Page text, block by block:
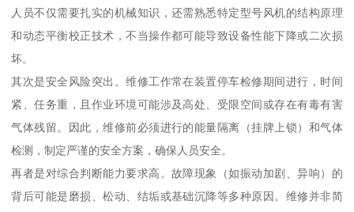
人员不仅需要扎实的机械知识，还需熟悉特定型号风机的结构原理
和动态平衡校正技术，不当操作都可能导致设备性能下降或二次损
坏。
其次是安全风险突出。维修工作常在装置停车检修期间进行，时间
紧、任务重，且作业环境可能涉及高处、受限空间或存在有毒有害
气体残留。因此，维修前必须进行的能量隔离（挂牌上锁）和气体
检测，制定严谨的安全方案，确保人员安全。
再者是对综合判断能力要求高。故障现象（如振动加剧、异响）的
背后可能是磨损、松动、结垢或基础沉降等多种原因。维修并非简